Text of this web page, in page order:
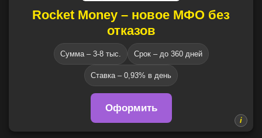
Rocket Money – новое МФО без
отказов
Сумма – 3-8 тыс. Срок – до 360 дней
Ставка – 0,93% в день
Оформить